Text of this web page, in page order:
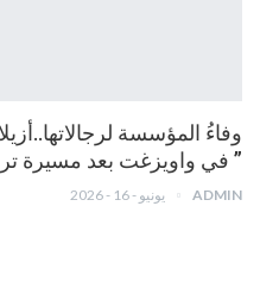
وفاءُ المؤسسة
” في واويزغت بعد مسيرة
ADMIN يونيو - 16 - 2026